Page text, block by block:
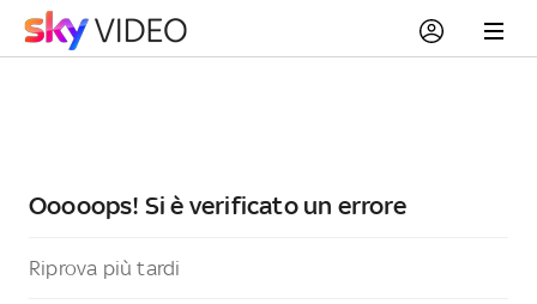
Ooooops! Si è verificato un errore
Riprova più tardi